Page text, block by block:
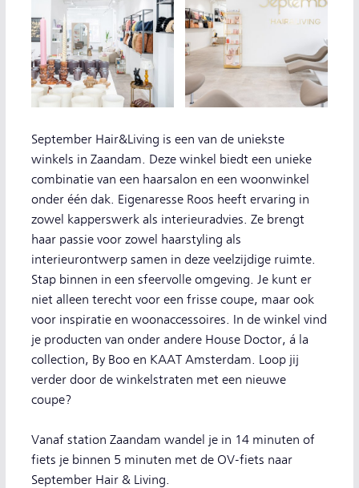
September Hair&Living is een van de uniekste
winkels in Zaandam. Deze winkel biedt een unieke
combinatie van een haarsalon en een woonwinkel
onder één dak. Eigenaresse Roos heeft ervaring in
zowel kapperswerk als interieuradvies. Ze brengt
haar passie voor zowel haarstyling als
interieurontwerp samen in deze veelzijdige ruimte.
Stap binnen in een sfeervolle omgeving. Je kunt er
niet alleen terecht voor een frisse coupe, maar ook
voor inspiratie en woonaccessoires. In de winkel vind
je producten van onder andere House Doctor, á la
collection, By Boo en KAAT Amsterdam. Loop jij
verder door de winkelstraten met een nieuwe
coupe?
Vanaf station Zaandam wandel je in 14 minuten of
fiets je binnen 5 minuten met de OV-fiets naar
September Hair & Living.